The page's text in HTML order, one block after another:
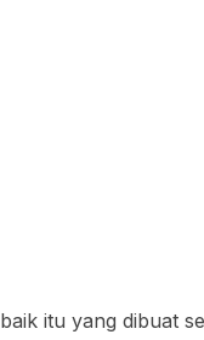
itu yang dibuat